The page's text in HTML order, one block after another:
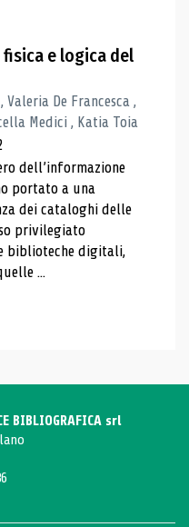
fisica e logica del
Valeria De Francesca ,
Medici , Katia Toia
dell’informazione
portato a una
dei cataloghi delle
privilegiato
biblioteche digitali,
...
BIBLIOGRAFICA srl